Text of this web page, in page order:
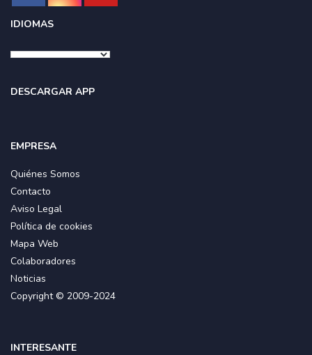
IDIOMAS
DESCARGAR APP
EMPRESA
Quiénes Somos
Contacto
Aviso Legal
Política de cookies
Mapa Web
Colaboradores
Noticias
Copyright © 2009-2024
INTERESANTE